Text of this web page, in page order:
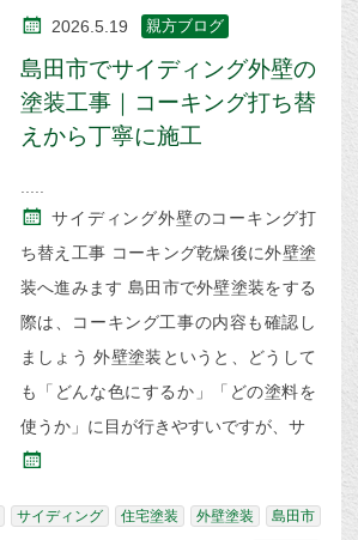
2026.5.19 親方ブログ
島田市でサイディング外壁の
塗装工事｜コーキング打ち替
えから丁寧に施工
サイディング外壁のコーキング打
ち替え工事 コーキング乾燥後に外壁塗
装へ進みます 島田市で外壁塗装をする
際は、コーキング工事の内容も確認し
ましょう 外壁塗装というと、どうして
も「どんな色にするか」「どの塗料を
使うか」に目が行きやすいですが、サ
サイディング 住宅塗装 外壁塗装 島田市